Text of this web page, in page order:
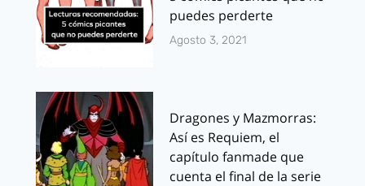
puedes perderte
Agosto 3, 2021
Dragones y Mazmorras:
Así es Requiem, el
capítulo fanmade que
cuenta el final de la serie